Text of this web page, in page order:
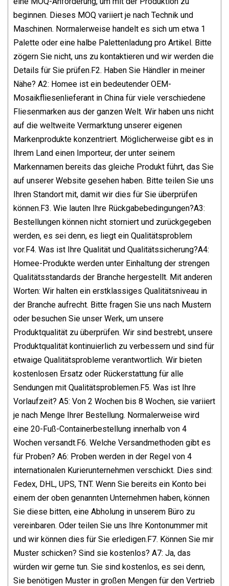
beginnen. Dieses MOQ variiert je nach Technik und
Maschinen. Normalerweise handelt es sich um etwa 1
Palette oder eine halbe Palettenladung pro Artikel. Bitte
zögern Sie nicht, uns zu kontaktieren und wir werden die
Details für Sie prüfen.F2. Haben Sie Händler in meiner
Nähe? A2: Homee ist ein bedeutender OEM-
Mosaikfliesenlieferant in China für viele verschiedene
Fliesenmarken aus der ganzen Welt. Wir haben uns nicht
auf die weltweite Vermarktung unserer eigenen
Markenprodukte konzentriert. Möglicherweise gibt es in
Ihrem Land einen Importeur, der unter seinem
Markennamen bereits das gleiche Produkt führt, das Sie
auf unserer Website gesehen haben. Bitte teilen Sie uns
Ihren Standort mit, damit wir dies für Sie überprüfen
können.F3. Wie lauten Ihre Rückgabebedingungen?A3:
Bestellungen können nicht storniert und zurückgegeben
werden, es sei denn, es liegt ein Qualitätsproblem
vor.F4. Was ist Ihre Qualität und Qualitätssicherung?A4:
Homee-Produkte werden unter Einhaltung der strengen
Qualitätsstandards der Branche hergestellt. Mit anderen
Worten: Wir halten ein erstklassiges Qualitätsniveau in
der Branche aufrecht. Bitte fragen Sie uns nach Mustern
oder besuchen Sie unser Werk, um unsere
Produktqualität zu überprüfen. Wir sind bestrebt, unsere
Produktqualität kontinuierlich zu verbessern und sind für
etwaige Qualitätsprobleme verantwortlich. Wir bieten
kostenlosen Ersatz oder Rückerstattung für alle
Sendungen mit Qualitätsproblemen.F5. Was ist Ihre
Vorlaufzeit? A5: Von 2 Wochen bis 8 Wochen, sie variiert
je nach Menge Ihrer Bestellung. Normalerweise wird
eine 20-Fuß-Containerbestellung innerhalb von 4
Wochen versandt.F6. Welche Versandmethoden gibt es
für Proben? A6: Proben werden in der Regel von 4
internationalen Kurierunternehmen verschickt. Dies sind:
Fedex, DHL, UPS, TNT. Wenn Sie bereits ein Konto bei
einem der oben genannten Unternehmen haben, können
Sie diese bitten, eine Abholung in unserem Büro zu
vereinbaren. Oder teilen Sie uns Ihre Kontonummer mit
und wir können dies für Sie erledigen.F7. Können Sie mir
Muster schicken? Sind sie kostenlos? A7: Ja, das
würden wir gerne tun. Sie sind kostenlos, es sei denn,
Sie benötigen Muster in großen Mengen für den Vertrieb